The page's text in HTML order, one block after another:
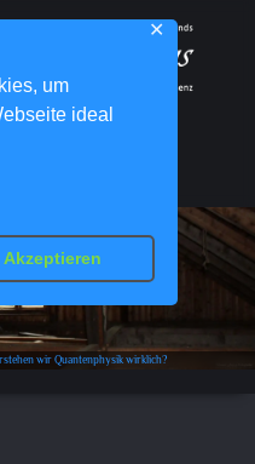
um
ideal
Akzeptieren
✕
wir
wir Quantenphysik wirklich?